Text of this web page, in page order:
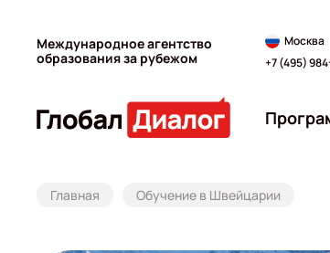
Международное агентство
образования за рубежом
Москва
+7 (495)
Главная Обучение в Швейцарии